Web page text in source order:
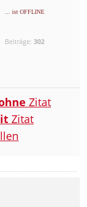
... ist OFFLINE
Beiträge:302
Zitat
Zitat